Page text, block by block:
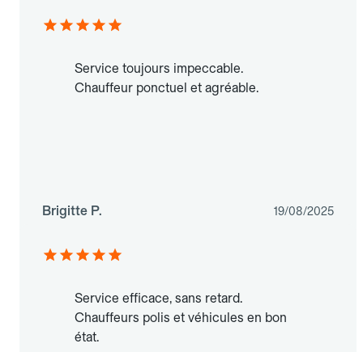
Service toujours impeccable.
Chauffeur ponctuel et agréable.
Brigitte P. 19/08/2025
Service efficace, sans retard.
Chauffeurs polis et véhicules en bon
état.